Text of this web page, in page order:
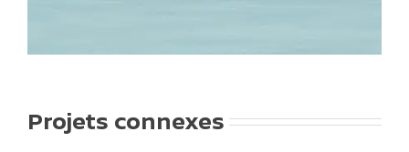
Projets connexes